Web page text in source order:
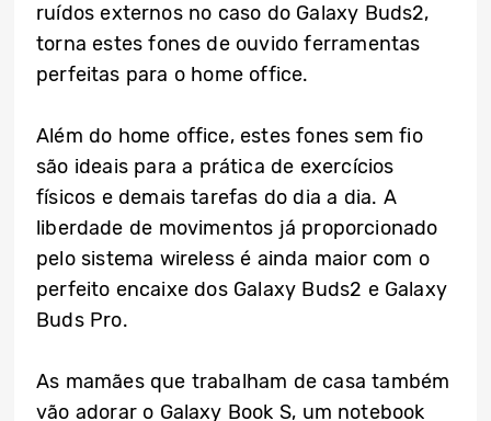
ruídos externos no caso do Galaxy Buds2,
torna estes fones de ouvido ferramentas
perfeitas para o home office.
Além do home office, estes fones sem fio
são ideais para a prática de exercícios
físicos e demais tarefas do dia a dia. A
liberdade de movimentos já proporcionado
pelo sistema wireless é ainda maior com o
perfeito encaixe dos Galaxy Buds2 e Galaxy
Buds Pro.
As mamães que trabalham de casa também
vão adorar o Galaxy Book S, um notebook